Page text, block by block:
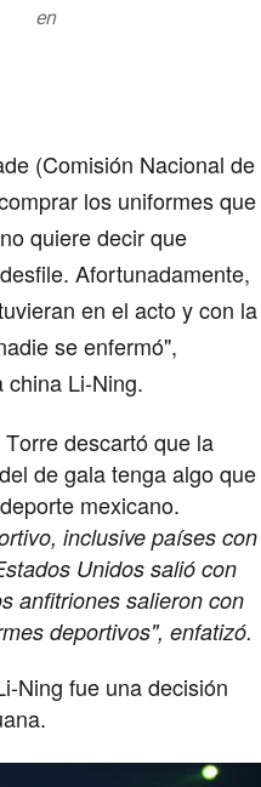
en
(Comisión Nacional de
los uniformes que
quiere decir que
Afortunadamente,
en el acto y con la
se enfermó",
china Li-Ning.
descartó que la
de gala tenga algo que
mexicano.
inclusive países con
Unidos salió con
anfitriones salieron con
deportivos", enfatizó.
Ning fue una decisión